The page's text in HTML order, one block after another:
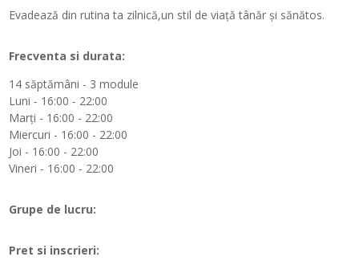
Evadează din rutina ta zilnică,un stil de viață tânăr și sănătos.
Frecventa si durata:
14 săptămâni - 3 module
Luni - 16:00 - 22:00
Marți - 16:00 - 22:00
Miercuri - 16:00 - 22:00
Joi - 16:00 - 22:00
Vineri - 16:00 - 22:00
Grupe de lucru:
Pret si inscrieri: